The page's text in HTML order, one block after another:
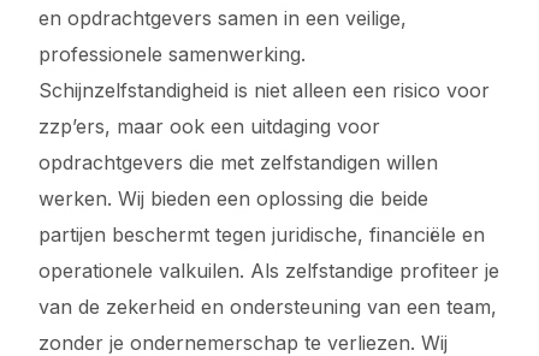
en opdrachtgevers samen in een veilige,
professionele samenwerking.
Schijnzelfstandigheid is niet alleen een risico voor
zzp’ers, maar ook een uitdaging voor
opdrachtgevers die met zelfstandigen willen
werken. Wij bieden een oplossing die beide
partijen beschermt tegen juridische, financiële en
operationele valkuilen. Als zelfstandige profiteer je
van de zekerheid en ondersteuning van een team,
zonder je ondernemerschap te verliezen. Wij